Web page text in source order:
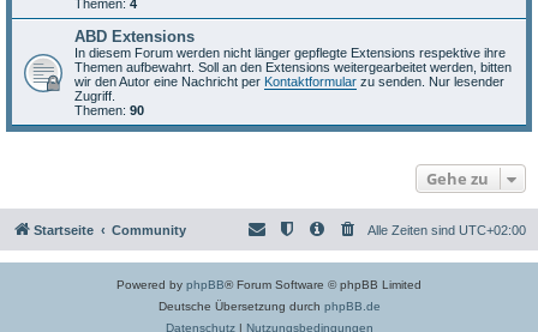
Themen: 4
ABD Extensions
In diesem Forum werden nicht länger gepflegte Extensions respektive ihre
Themen aufbewahrt. Soll an den Extensions weitergearbeitet werden, bitten
wir den Autor eine Nachricht per Kontaktformular zu senden. Nur lesender
Zugriff.
Themen: 90
Gehe zu
Startseite Community Alle Zeiten sind UTC+02:00
Powered by phpBB® Forum Software © phpBB Limited
Deutsche Übersetzung durch phpBB.de
Datenschutz| Nutzungsbedingungen